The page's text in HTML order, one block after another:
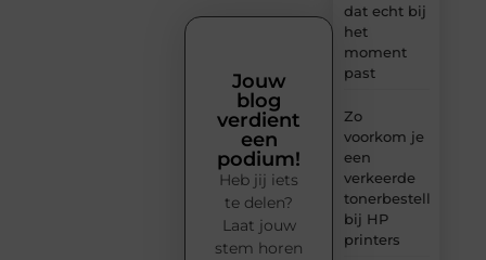
dat echt bij
het
moment
past
Zo
voorkom je
een
verkeerde
tonerbestelling
bij HP
printers
Jouw
blog
verdient
een
podium!
Heb jij iets
te delen?
Laat jouw
stem horen